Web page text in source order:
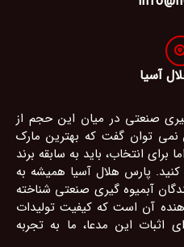
آسیا
صنعتی در میان این حجم از
توان گفت که بهترین مارک
انتخاب، باید به سابقه برند
پارس هلال آسیا همیشه به
آبمیوه گیری صنعتی شناخته
آن است که کیفیت تولیدات
اثبات این مدعا، ما به تجربه